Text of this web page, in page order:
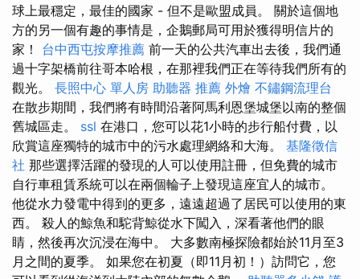
球上最穩定，最佳的國家 - 但不是歐盟成員。 關於這個地
方的另一個有趣的事情是，企鵝郵局可用於獲得明信片的
家！ 台中西屯按摩推薦 前一天的公共汽車出去後，我們通
過十字架橋前往哥本哈根，在那裡我們正在等待我們所有的
觀光。 長照中心 單人房 助聽器 推薦 外燴 不鏽鋼流理台
在散步期間，我們將有時間沿著阿馬利恩堡城堡以南的整個
舊城區走。 ssl 在港口，您可以花1小時的步行船付費，以
欣賞這座獨特的城市中的污水處理網絡和大海。 基隆徵信
社 那些選擇活躍的發現的人可以使用註冊，但免費的城市
自行車租賃系統可以在兩個輪子上發現這座宜人的城市。
他從水力發電中得到的更多，遠遠超過了居民可以使用的東
西。 殺人的鯨魚和駝背鯨從水下闖入，深看著他們的眼
睛，然後再次沉浸在海中。 大多數南極探險都始於11月至3
月之間的夏季。 如果您在初夏（即11月初！）訪問它，您